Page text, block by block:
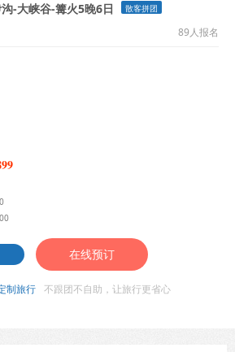
-大峡谷-篝火5晚6日 散客拼团
89人报名
在线预订
制旅行 不跟团不自助，让旅行更省心